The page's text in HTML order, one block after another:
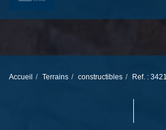
Accueil Terrains constructibles Ref. :